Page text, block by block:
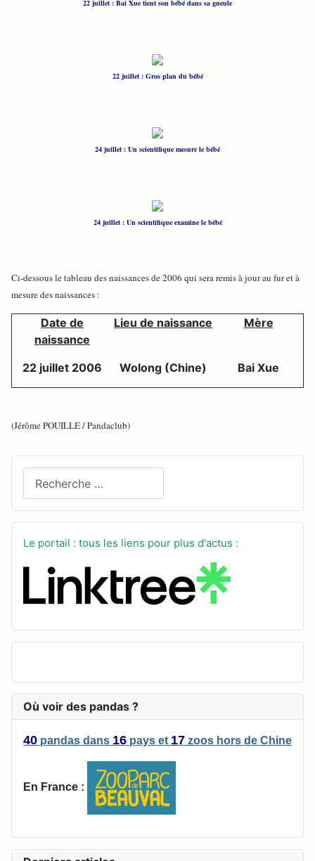
Le portail : tous les liens pour plus d'actus :
Où voir des pandas ?
40 pandas dans 16 pays et 17 zoos hors de Chine
En France :
22 juillet : Bai Xue tient son bébé dans sa gueule
22 juillet : Gros plan du bébé
24 juillet : Un scientifique mesure le bébé
24 juillet : Un scientifique examine le bébé
Ci-dessous le tableau des naissances de 2006 qui sera remis à jour au fur et à
mesure des naissances :
Date de
naissance
Lieu de naissance Mère
22 juillet 2006 Wolong (Chine) Bai Xue
(Jérôme POUILLE / Pandaclub)